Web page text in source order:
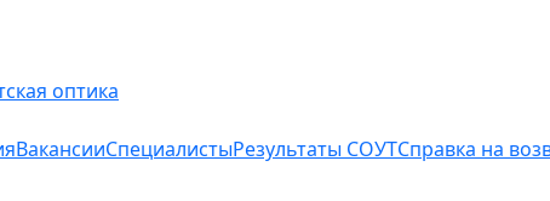
оптика
ВакансииСпециалистыРезультаты СОУТСправка на